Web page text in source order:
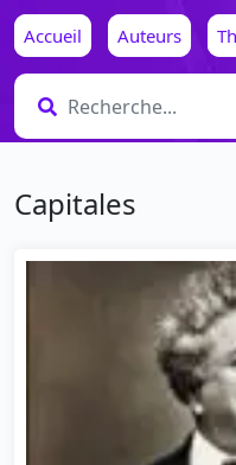
Accueil Auteurs
Capitales